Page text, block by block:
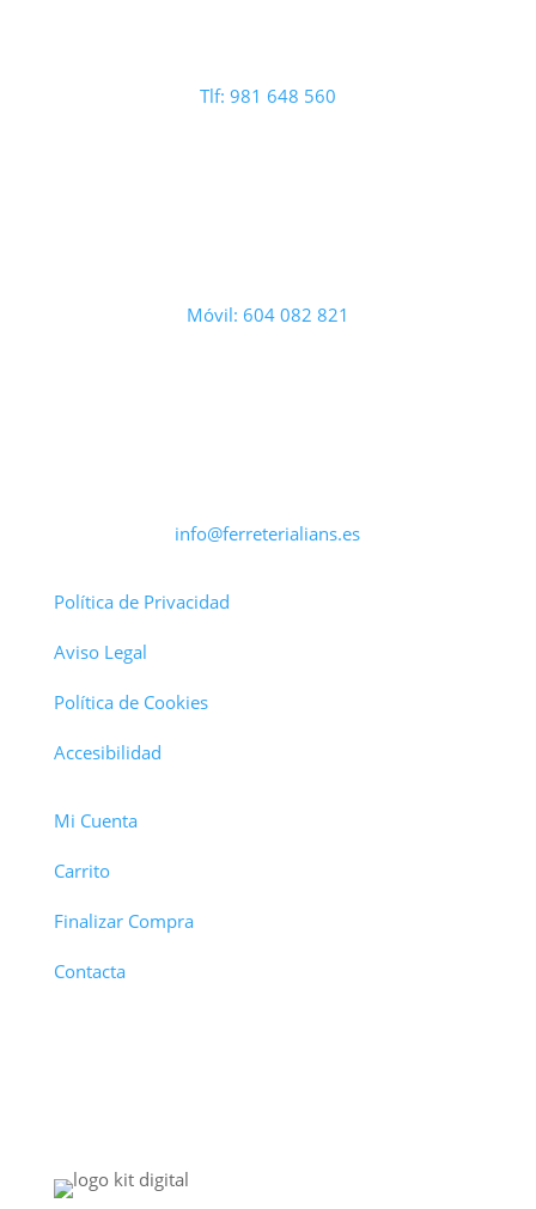
Tlf: 981 648 560
Móvil: 604 082 821
info@ferreterialians.es
Política de Privacidad
Aviso Legal
Política de Cookies
Accesibilidad
Mi Cuenta
Carrito
Finalizar Compra
Contacta